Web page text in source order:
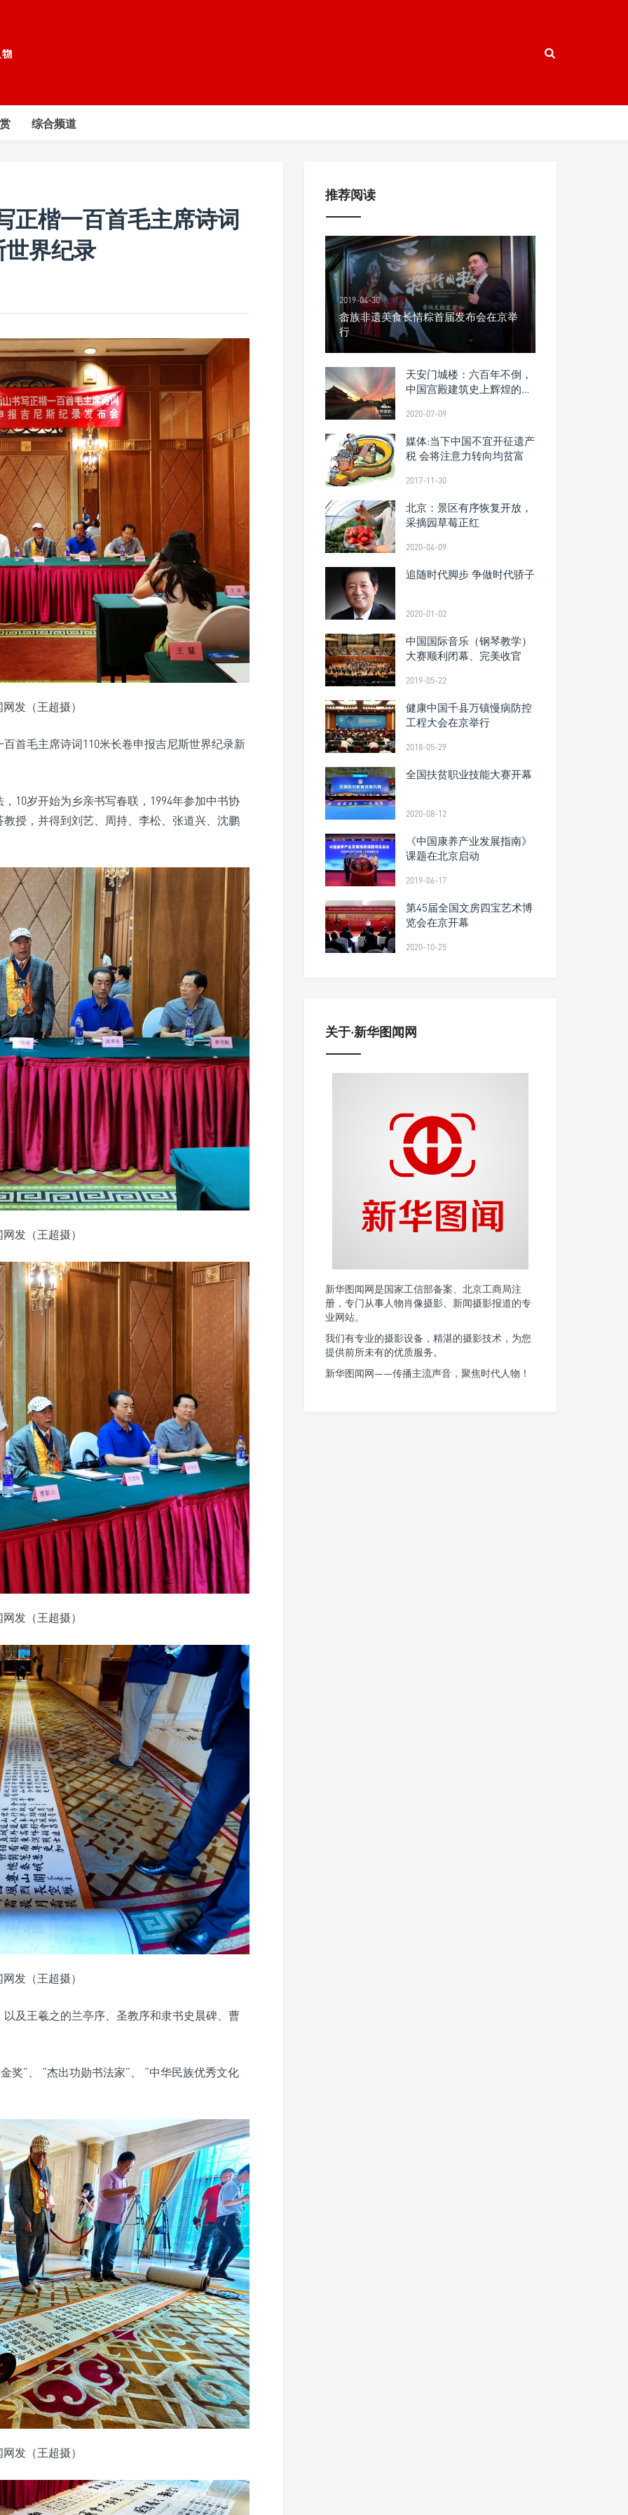
综合频道
正楷一百首毛主席诗词
界纪录
发（王超摄）
首毛主席诗词110米长卷申报吉尼斯世界纪录新
10岁开始为乡亲书写春联，1994年参加中书协
授，并得到刘艺、周持、李松、张道兴、沈鹏
发（王超摄）
发（王超摄）
发（王超摄）
及王羲之的兰亭序、圣教序和隶书史晨碑、曹
奖”、 “杰出功勋书法家”、 “中华民族优秀文化
发（王超摄）
推荐阅读
2019-04-30
畲族非遗美食长情粽首届发布会在京举
行
天安门城楼：六百年不倒，
中国宫殿建筑史上辉煌的杰
2020-07-09
媒体:当下中国不宜开征遗产
税 会将注意力转向均贫富
2017-11-30
北京：景区有序恢复开放，
采摘园草莓正红
2020-04-09
追随时代脚步 争做时代骄子
2020-01-02
中国国际音乐（钢琴教学）
大赛顺利闭幕、完美收官
2019-05-22
健康中国千县万镇慢病防控
工程大会在京举行
2018-05-29
全国扶贫职业技能大赛开幕
2020-08-12
《中国康养产业发展指南》
课题在北京启动
2019-06-17
第45届全国文房四宝艺术博
览会在京开幕
2020-10-25
关于·新华图闻网
新华图闻网是国家工信部备案、北京工商局注
册，专门从事人物肖像摄影、新闻摄影报道的专
业网站。
我们有专业的摄影设备，精湛的摄影技术，为您
提供前所未有的优质服务。
新华图闻网——传播主流声音，聚焦时代人物！